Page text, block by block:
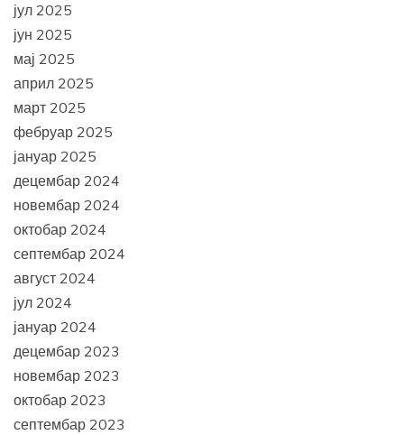
јул 2025
јун 2025
мај 2025
април 2025
март 2025
фебруар 2025
јануар 2025
децембар 2024
новембар 2024
октобар 2024
септембар 2024
август 2024
јул 2024
јануар 2024
децембар 2023
новембар 2023
октобар 2023
септембар 2023